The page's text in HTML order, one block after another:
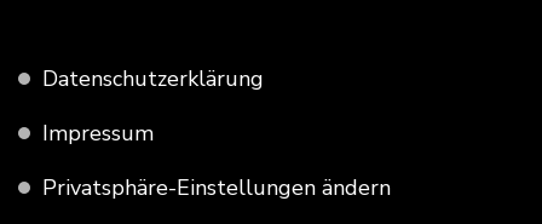
Datenschutzerklärung
Impressum
Privatsphäre-Einstellungen ändern